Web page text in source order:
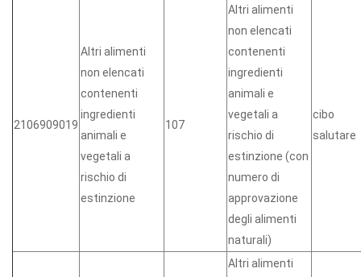
2106909019
Altri alimenti
non elencati
contenenti
ingredienti
animali e
vegetali a
rischio di
estinzione
107
Altri alimenti
non elencati
contenenti
ingredienti
animali e
vegetali a
rischio di
estinzione (con
numero di
approvazione
degli alimenti
naturali)
cibo
salutare
Altri alimenti